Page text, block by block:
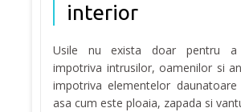
interior
Usile nu exista doar pentru
impotriva intrusilor, oamenilor si
impotriva elementelor daunatoare
asa cum este ploaia, zapada si